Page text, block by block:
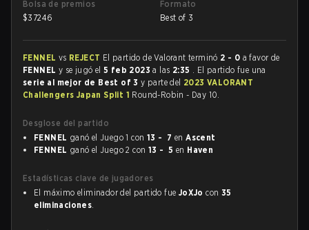
Bolsa de premios
$37246
Formato
Best of 3
FENNEL vs REJECT El partido de Valorant terminó 2 - 0 a favor de
FENNEL y se jugó el5 feb 2023a las 2:35 . El partido fue una
serie al mejor de Best of 3y parte del 2023 VALORANT
Challengers Japan Split 1 Round-Robin - Day 10.
Desglose del partido
FENNEL ganó el Juego 1 con 13 - 7 enAscent
FENNEL ganó el Juego 2 con 13 - 5 en Haven
Estadísticas clave de jugadores
El máximo eliminador del partido fue JoXJo con 35
eliminaciones.